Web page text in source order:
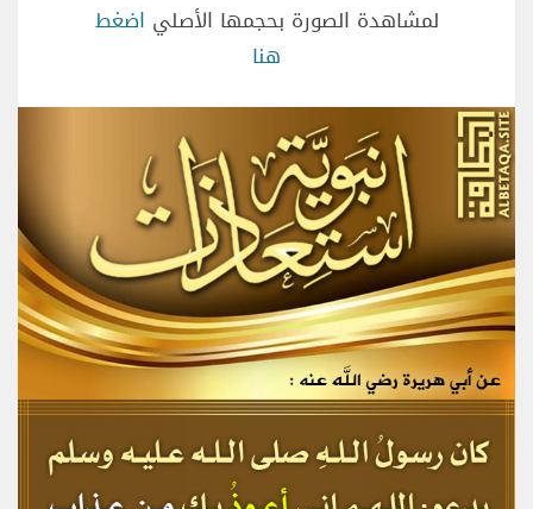
لمشاهدة الصورة بحجمها الأصلي اضغط
هنا